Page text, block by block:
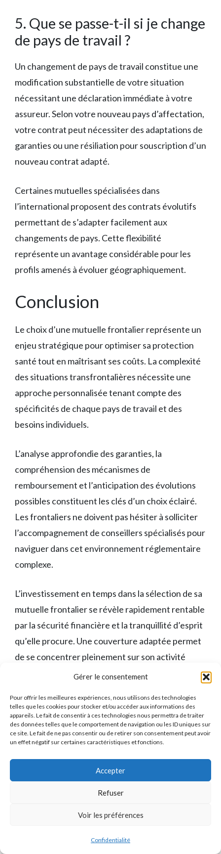
Gérer le consentement
Pour offrir les meilleures expériences, nous utilisons des technologies
telles que les cookies pour stocker et/ou accéder aux informations des
appareils. Le fait de consentir à ces technologies nous permettra de traiter
des données telles que le comportement de navigation ou les ID uniques sur
ce site. Le fait de ne pas consentir ou de retirer son consentement peut avoir
un effet négatif sur certaines caractéristiques et fonctions.
Accepter
Refuser
Voir les préférences
Confidentialité
5. Que se passe-t-il si je change
de pays de travail ?
Un changement de pays de travail constitue une
modification substantielle de votre situation
nécessitant une déclaration immédiate à votre
assureur. Selon votre nouveau pays d’affectation,
votre contrat peut nécessiter des adaptations de
garanties ou une résiliation pour souscription d’un
nouveau contrat adapté.
Certaines mutuelles spécialisées dans
l’international proposent des contrats évolutifs
permettant de s’adapter facilement aux
changements de pays. Cette flexibilité
représente un avantage considérable pour les
profils amenés à évoluer géographiquement.
Conclusion
Le choix d’une mutuelle frontalier représente un
enjeu stratégique pour optimiser sa protection
santé tout en maîtrisant ses coûts. La complexité
des situations transfrontalières nécessite une
approche personnalisée tenant compte des
spécificités de chaque pays de travail et des
besoins individuels.
L’analyse approfondie des garanties, la
compréhension des mécanismes de
remboursement et l’anticipation des évolutions
possibles constituent les clés d’un choix éclairé.
Les frontaliers ne doivent pas hésiter à solliciter
l’accompagnement de conseillers spécialisés pour
naviguer dans cet environnement réglementaire
complexe.
L’investissement en temps dans la sélection de sa
mutuelle frontalier se révèle rapidement rentable
par la sécurité financière et la tranquillité d’esprit
qu’elle procure. Une couverture adaptée permet
de se concentrer pleinement sur son activité
professionnelle sans craindre les aléas de santé.
La situation de travailleur frontalier, malgré sa
complexité administrative, offre de nombre
Mutuelle Commerçant : Guide Complet
Mutuelle Couple : Guide Complet
Laisser un commentaire
utilisateurs ce mois-ci